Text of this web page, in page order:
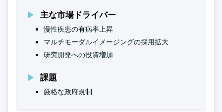
主な市場ドライバー
慢性疾患の有病率上昇
マルチモーダルイメージングの採用拡大
研究開発への投資増加
課題
厳格な政府規制